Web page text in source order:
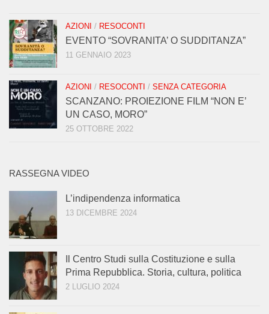
AZIONI / RESOCONTI
EVENTO “SOVRANITA’ O SUDDITANZA”
11 GENNAIO 2023
AZIONI / RESOCONTI / SENZA CATEGORIA
SCANZANO: PROIEZIONE FILM “NON E’
UN CASO, MORO”
25 OTTOBRE 2022
RASSEGNA VIDEO
L’indipendenza informatica
13 DICEMBRE 2024
Il Centro Studi sulla Costituzione e sulla
Prima Repubblica. Storia, cultura, politica
2 LUGLIO 2024